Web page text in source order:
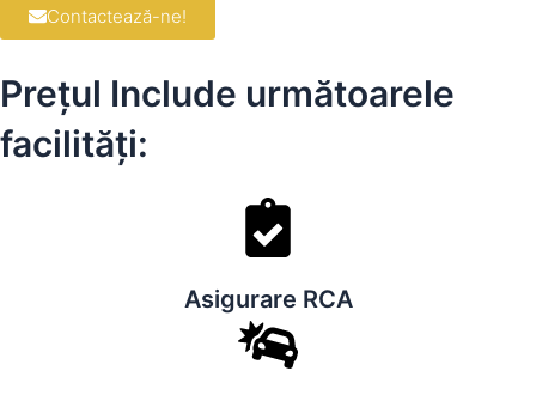
Contactează-ne!
Prețul Include următoarele
facilități:
Asigurare RCA